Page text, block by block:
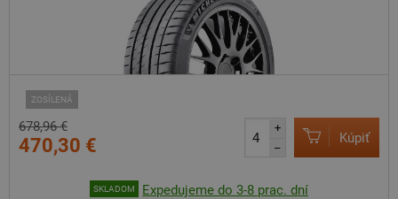
ZOSÍLENÁ
678,96 €
470,30 €
+
–
Kúpiť
SKLADOM Expedujeme do 3-8 prac. dní